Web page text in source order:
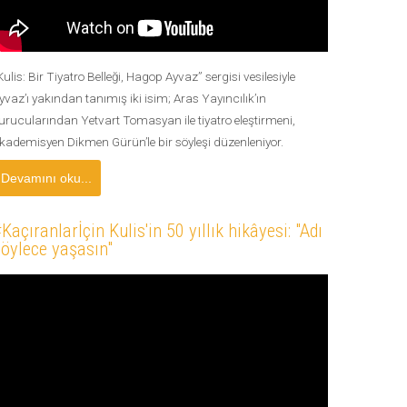
Bir Tiyatro Belleği, Hagop Ayvaz” sergisi vesilesiyle
yakından tanımış iki isim; Aras Yayıncılık’ın
Yetvart Tomasyan ile tiyatro eleştirmeni,
Dikmen Gürün’le bir söyleşi düzenleniyor.
Devamını oku...
Kulis'in 50 yıllık hikâyesi: "Adı
yaşasın"